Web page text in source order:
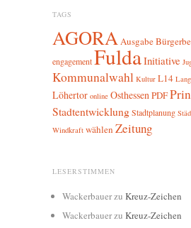
TAGS
AGORAAusgabe
engagementFuldaInitiative
Kommunalwahl Kultur L14
Löhertor online OsthessenPDF
StadtentwicklungStadtplanung
Windkraft wählen Zeitung
LESERSTIMMEN
Wackerbauerzu Kreuz-Zeichen
Wackerbauerzu Kreuz-Zeichen